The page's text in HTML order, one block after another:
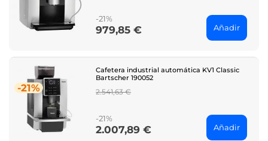
-21%
Price
979,85 € Añadir
-21%
Cafetera industrial automática KV1 Classic
Bartscher 190052
Regular
2.541,63 €
-21%
Price
2.007,89 € Añadir